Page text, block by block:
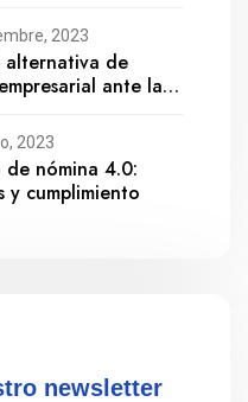
2023
alternativa de
ante la
2023
de nómina 4.0:
y cumplimiento
newsletter